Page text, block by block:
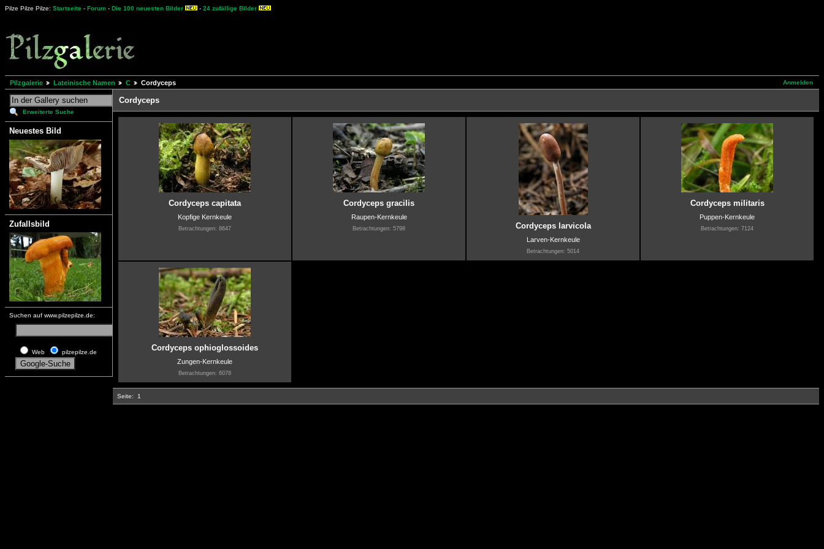
Pilze Pilze Pilze: Startseite - Forum - Die 100 neuesten Bilder - 24 zufällige Bilder
Anmelden
Pilzgalerie Lateinische Namen C Cordyceps
Erweiterte Suche
Neuestes Bild
Zufallsbild
Suchen auf www.pilzepilze.de:
Web pilzepilze.de
Cordyceps
Cordyceps capitata
Kopfige Kernkeule
Betrachtungen: 8647
Cordyceps gracilis
Raupen-Kernkeule
Betrachtungen: 5798 Cordyceps larvicola
Larven-Kernkeule
Betrachtungen: 5014
Cordyceps militaris
Puppen-Kernkeule
Betrachtungen: 7124
Cordyceps ophioglossoides
Zungen-Kernkeule
Betrachtungen: 6078
Seite: 1